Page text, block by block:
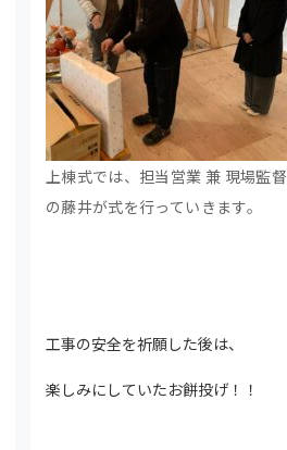
上棟式では、担当営業 兼 現場監督
の藤井が式を行っていきます。
工事の安全を祈願した後は、
楽しみにしていたお餅投げ！！